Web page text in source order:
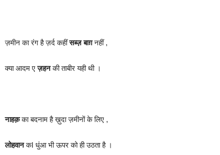
ज़मीन का रंग है ज़र्द कहींसब्ज़ बाग़नहीं ,
क्या आदम एज़हनकी ताबीर यही थी ।
नाहक़का बदनाम है ख़ुदा ज़मीनों के लिए ,
लोहवानकI धुंआ भी ऊपर को ही उठता है ।